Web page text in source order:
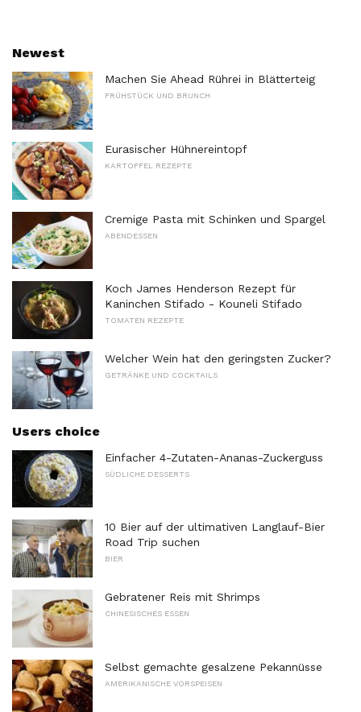
Newest
Machen Sie Ahead Rührei in Blätterteig
FRÜHSTÜCK UND BRUNCH
Eurasischer Hühnereintopf
KARTOFFEL REZEPTE
Cremige Pasta mit Schinken und Spargel
ABENDESSEN
Koch James Henderson Rezept für
Kaninchen Stifado - Kouneli Stifado
TOMATEN REZEPTE
Welcher Wein hat den geringsten Zucker?
GETRÄNKE UND COCKTAILS
Users choice
Einfacher 4-Zutaten-Ananas-Zuckerguss
SÜDLICHE DESSERTS
10 Bier auf der ultimativen Langlauf-Bier
Road Trip suchen
BIER
Gebratener Reis mit Shrimps
CHINESISCHES ESSEN
Selbst gemachte gesalzene Pekannüsse
AMERIKANISCHE VORSPEISEN